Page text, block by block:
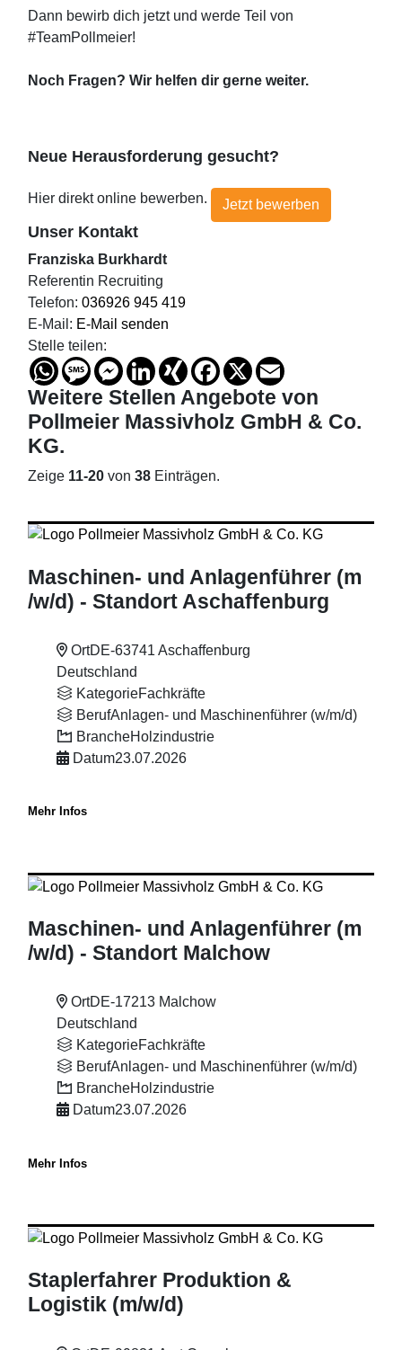
Dann bewirb dich jetzt und werde Teil von
#TeamPollmeier!
Noch Fragen? Wir helfen dir gerne weiter.
Neue Herausforderung gesucht?
Hier direkt online bewerben. Jetzt bewerben
Unser Kontakt
Franziska Burkhardt
Referentin Recruiting
Telefon:036926 945 419
E-Mail: E-Mail senden
Stelle teilen:
WhatsAppMessageMessenger
LinkedIn
XING Facebook
X
Weitere StellenAngebote von
Pollmeier Massivholz GmbH & Co.
KG.
Zeige 11-20 von38 Einträgen.
Maschinen- und Anlagenführer (m
/w/d) - Standort Aschaffenburg
OrtDE-63741 Aschaffenburg
Deutschland
KategorieFachkräfte
BerufAnlagen- und Maschinenführer (w/m/d)
BrancheHolzindustrie
Datum23.07.2026
Mehr Infos
Maschinen- und Anlagenführer (m
/w/d) - Standort Malchow
OrtDE-17213 Malchow
Deutschland
KategorieFachkräfte
BerufAnlagen- und Maschinenführer (w/m/d)
BrancheHolzindustrie
Datum23.07.2026
Mehr Infos
Staplerfahrer Produktion &
Logistik (m/w/d)